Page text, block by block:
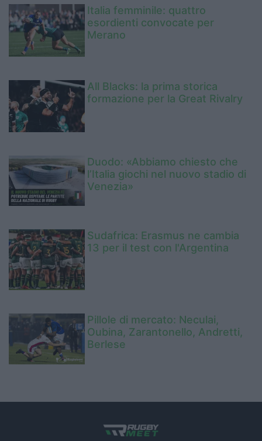
Italia femminile: quattro
esordienti convocate per
Merano
All Blacks: la prima storica
formazione per la Great Rivalry
Duodo: «Abbiamo chiesto che
l’Italia giochi nel nuovo stadio di
Venezia»
Sudafrica: Erasmus ne cambia
13 per il test con l'Argentina
Pillole di mercato: Neculai,
Oubina, Zarantonello, Andretti,
Berlese